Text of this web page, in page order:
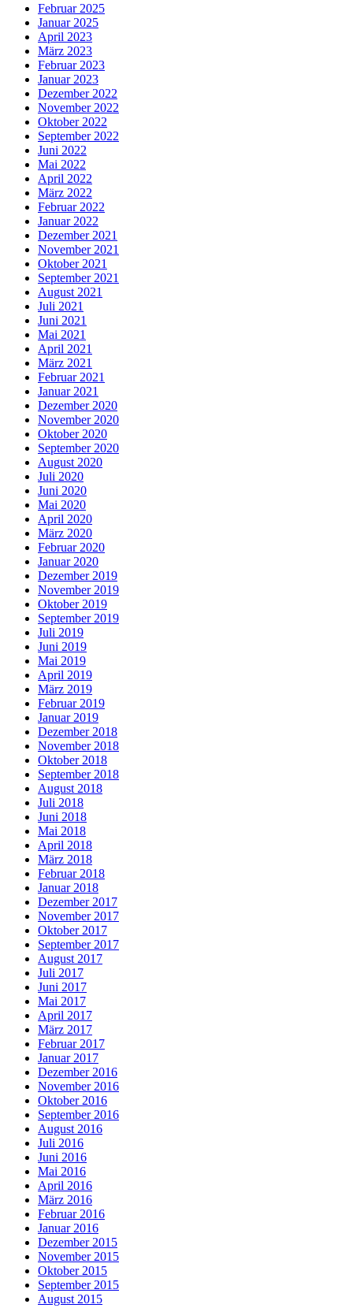
Februar 2025
Januar 2025
April 2023
März 2023
Februar 2023
Januar 2023
Dezember 2022
November 2022
Oktober 2022
September 2022
Juni 2022
Mai 2022
April 2022
März 2022
Februar 2022
Januar 2022
Dezember 2021
November 2021
Oktober 2021
September 2021
August 2021
Juli 2021
Juni 2021
Mai 2021
April 2021
März 2021
Februar 2021
Januar 2021
Dezember 2020
November 2020
Oktober 2020
September 2020
August 2020
Juli 2020
Juni 2020
Mai 2020
April 2020
März 2020
Februar 2020
Januar 2020
Dezember 2019
November 2019
Oktober 2019
September 2019
Juli 2019
Juni 2019
Mai 2019
April 2019
März 2019
Februar 2019
Januar 2019
Dezember 2018
November 2018
Oktober 2018
September 2018
August 2018
Juli 2018
Juni 2018
Mai 2018
April 2018
März 2018
Februar 2018
Januar 2018
Dezember 2017
November 2017
Oktober 2017
September 2017
August 2017
Juli 2017
Juni 2017
Mai 2017
April 2017
März 2017
Februar 2017
Januar 2017
Dezember 2016
November 2016
Oktober 2016
September 2016
August 2016
Juli 2016
Juni 2016
Mai 2016
April 2016
März 2016
Februar 2016
Januar 2016
Dezember 2015
November 2015
Oktober 2015
September 2015
August 2015